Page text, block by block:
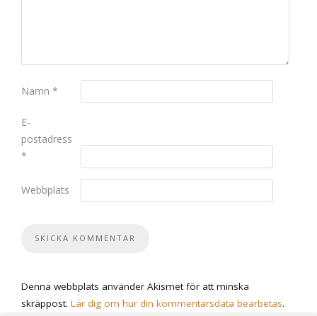
Namn *
E-
postadress
*
Webbplats
Denna webbplats använder Akismet för att minska
skräppost. Lär dig om hur din kommentarsdata bearbetas.